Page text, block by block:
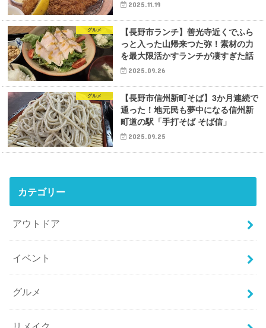
2025.11.19
グルメ
【長野市ランチ】善光寺近くでふら
っと入った山帰来つた弥！素材の力
を最大限活かすランチが凄すぎた話
2025.09.26
グルメ
【長野市信州新町そば】3か月連続で
通った！地元民も夢中になる信州新
町道の駅「手打そば そば信」
2025.09.25
カテゴリー
アウトドア
イベント
グルメ